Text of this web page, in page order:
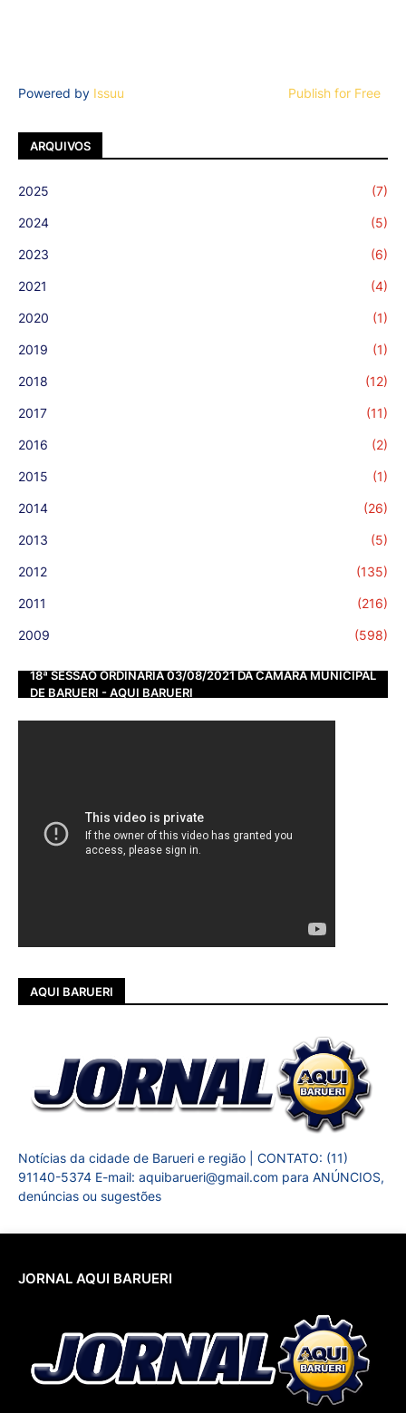
Powered by Issuu Publish for Free
ARQUIVOS
2025 (7)
2024 (5)
2023 (6)
2021 (4)
2020 (1)
2019 (1)
2018 (12)
2017 (11)
2016 (2)
2015 (1)
2014 (26)
2013 (5)
2012 (135)
2011 (216)
2009 (598)
18ª SESSÃO ORDINÁRIA 03/08/2021 DA CÂMARA MUNICIPAL
DE BARUERI - AQUI BARUERI
AQUI BARUERI
Notícias da cidade de Barueri e região | CONTATO: (11)
91140-5374 E-mail: aquibarueri@gmail.com para ANÚNCIOS,
denúncias ou sugestões
JORNAL AQUI BARUERI